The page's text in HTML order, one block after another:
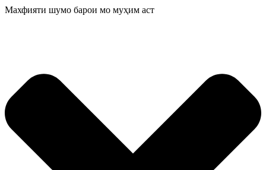
Махфияти шумо барои мо муҳим аст